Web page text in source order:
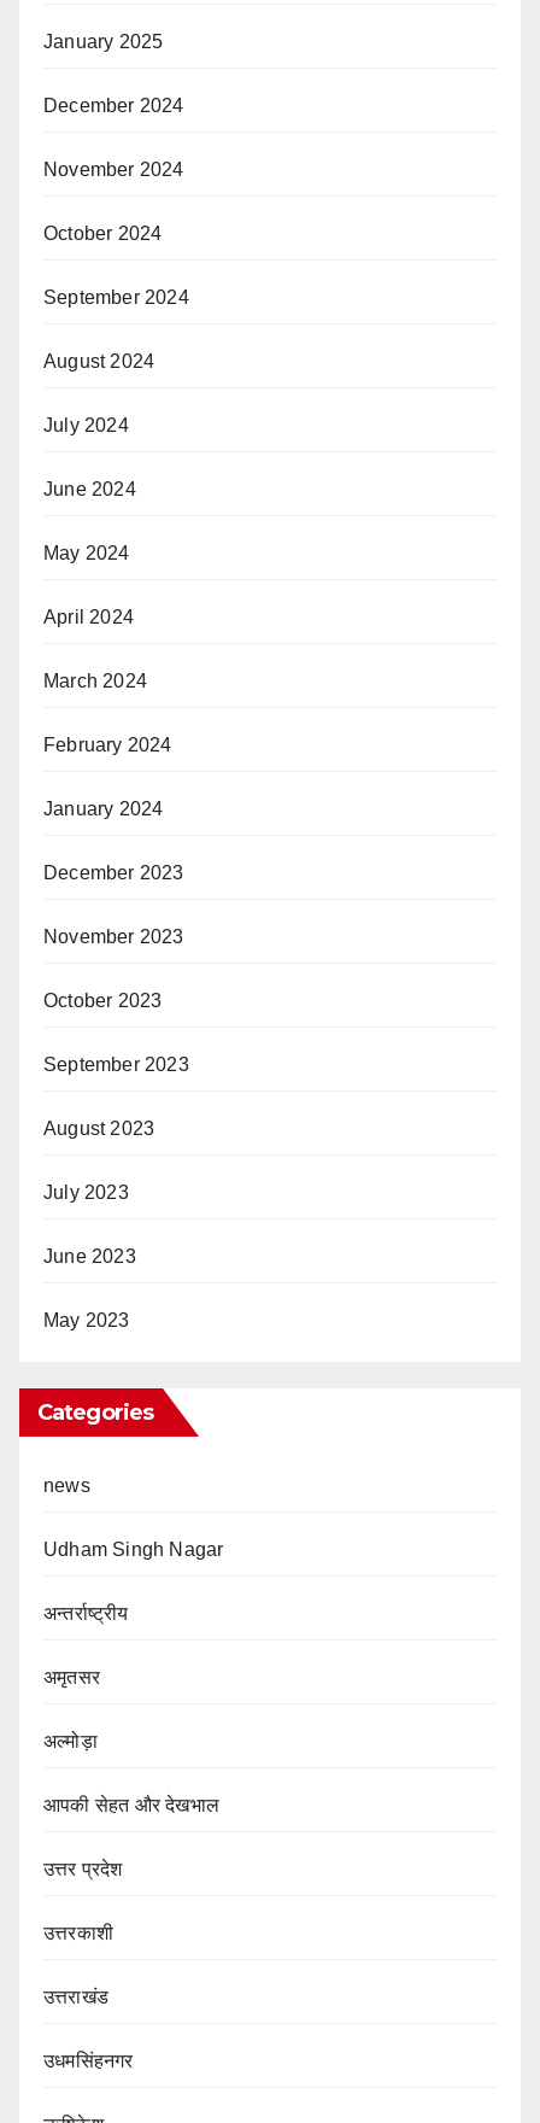
January 2025
December 2024
November 2024
October 2024
September 2024
August 2024
July 2024
June 2024
May 2024
April 2024
March 2024
February 2024
January 2024
December 2023
November 2023
October 2023
September 2023
August 2023
July 2023
June 2023
May 2023
Categories
news
Udham Singh Nagar
अन्तर्राष्ट्रीय
अमृतसर
अल्मोड़ा
आपकी सेहत और देखभाल
उत्तर प्रदेश
उत्तरकाशी
उत्तराखंड
उधमसिंहनगर